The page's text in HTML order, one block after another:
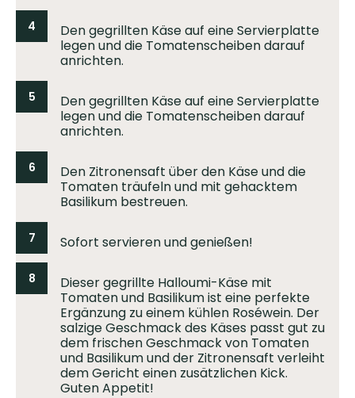
4
Den gegrillten Käse auf eine Servierplatte
legen und die Tomatenscheiben darauf
anrichten.
5
Den gegrillten Käse auf eine Servierplatte
legen und die Tomatenscheiben darauf
anrichten.
6
Den Zitronensaft über den Käse und die
Tomaten träufeln und mit gehacktem
Basilikum bestreuen.
7 Sofort servieren und genießen!
8
Dieser gegrillte Halloumi-Käse mit
Tomaten und Basilikum ist eine perfekte
Ergänzung zu einem kühlen Roséwein. Der
salzige Geschmack des Käses passt gut zu
dem frischen Geschmack von Tomaten
und Basilikum und der Zitronensaft verleiht
dem Gericht einen zusätzlichen Kick.
Guten Appetit!